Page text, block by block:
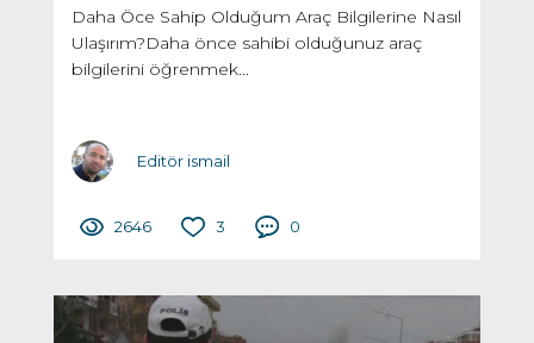
Daha Öce Sahip Olduğum Araç Bilgilerine Nasıl
Ulaşırım?Daha önce sahibi olduğunuz araç
bilgilerini öğrenmek...
Editör ismail
2646 3 0